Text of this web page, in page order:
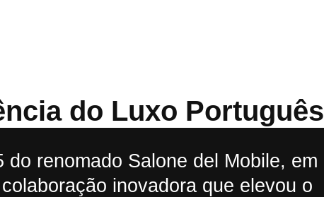
do Luxo Português
renomado Salone del Mobile, em
inovadora que elevou o